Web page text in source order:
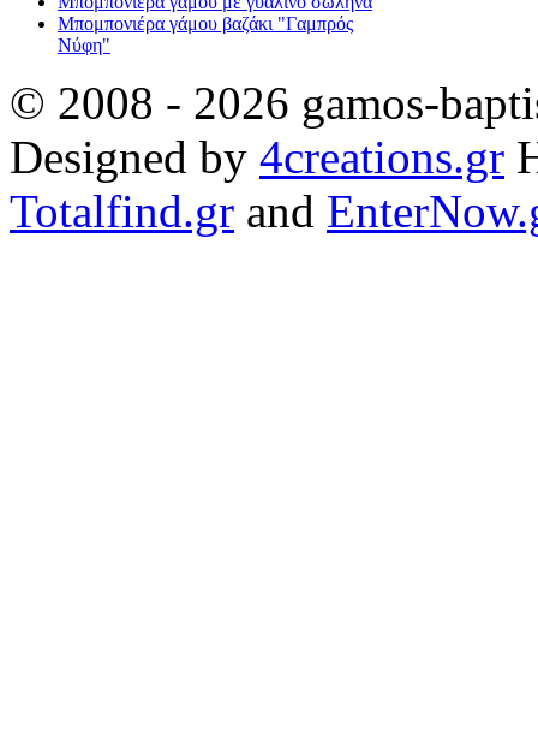
Μπομπονιέρα γάμου βαζάκι "Γαμπρός
Νύφη"
© 2008 - 2026 gamos-
Designed by 4creations.gr
Totalfind.gr and